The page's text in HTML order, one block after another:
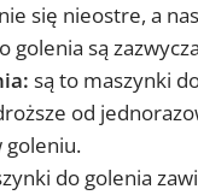
się nieostre, a
golenia są
są to maszynki
od
goleniu.
do golenia